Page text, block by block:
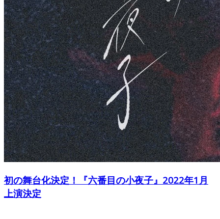
初の舞台化決定！『六番目の小夜子』2022年1月
上演決定